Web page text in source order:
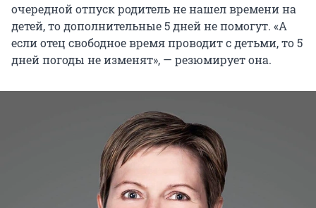
очередной отпуск родитель не нашел времени на
детей, то дополнительные 5 дней не помогут. «А
если отец свободное время проводит с детьми, то 5
дней погоды не изменят», — резюмирует она.